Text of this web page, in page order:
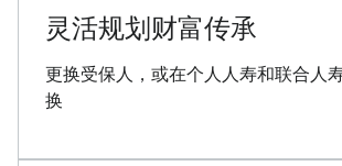
灵活规划财富传承
更换受保人，或在个人人寿和联合人
换